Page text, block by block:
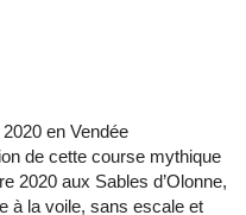
en Vendée
de cette course mythique
2020 aux Sables d’Olonne,
à la voile, sans escale et